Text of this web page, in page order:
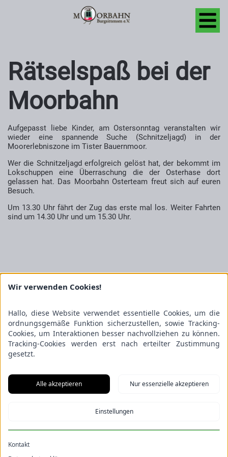
Rätselspaß bei der
Moorbahn
Aufgepasst liebe Kinder, am Ostersonntag veranstalten wir
wieder eine spannende Suche (Schnitzeljagd) in der
Moorerlebniszone im Tister Bauernmoor.
Wer die Schnitzeljagd erfolgreich gelöst hat, der bekommt im
Lokschuppen eine Überraschung die der Osterhase dort
gelassen hat. Das Moorbahn Osterteam freut sich auf euren
Besuch.
Um 13.30 Uhr fährt der Zug das erste mal los. Weiter Fahrten
sind um 14.30 Uhr und um 15.30 Uhr.
Wir verwenden Cookies!
Hallo, diese Website verwendet essentielle Cookies, um die
ordnungsgemäße Funktion sicherzustellen, sowie Tracking-
Cookies, um Interaktionen besser nachvollziehen zu können.
Tracking-Cookies werden erst nach erteilter Zustimmung
gesetzt.
Alle akzeptieren Nur essenzielle akzeptieren
Einstellungen
Kontakt